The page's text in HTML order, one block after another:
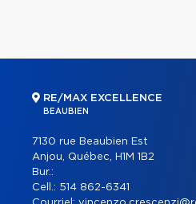
RE/MAX EXCELLENCE
BEAUBIEN
7130 rue Beaubien Est
Anjou, Québec, H1M 1B2
Bur.:
Cell.: 514 862-6341